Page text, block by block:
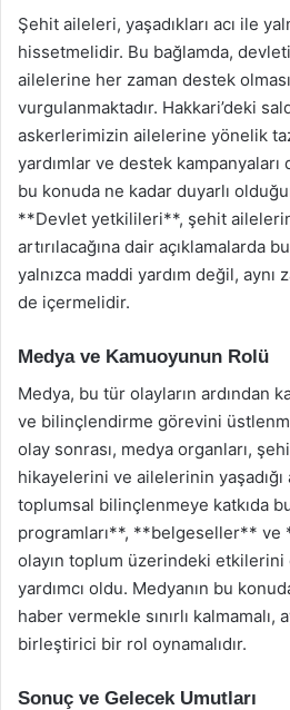
Şehit aileleri, yaşadıkları acı ile
hissetmelidir. Bu bağlamda,
ailelerine her zaman destek
vurgulanmaktadır. Hakkari’deki
askerlerimizin ailelerine yönelik
yardımlar ve destek
bu konuda ne kadar duyarlı
**Devlet yetkilileri**, şehit
artırılacağına dair açıklamalarda
yalnızca maddi yardım değil, aynı
de içermelidir.
Medya ve Kamuoyunun Rolü
Medya, bu tür olayların ardından
ve bilinçlendirme görevini
olay sonrası, medya organları,
hikayelerini ve ailelerinin yaşadığı
toplumsal bilinçlenmeye katkıda
programları**, **belgeseller** ve
olayın toplum üzerindeki etkilerini
yardımcı oldu. Medyanın bu
haber vermekle sınırlı kalmamalı,
birleştirici bir rol oynamalıdır.
Sonuç ve Gelecek Umutları